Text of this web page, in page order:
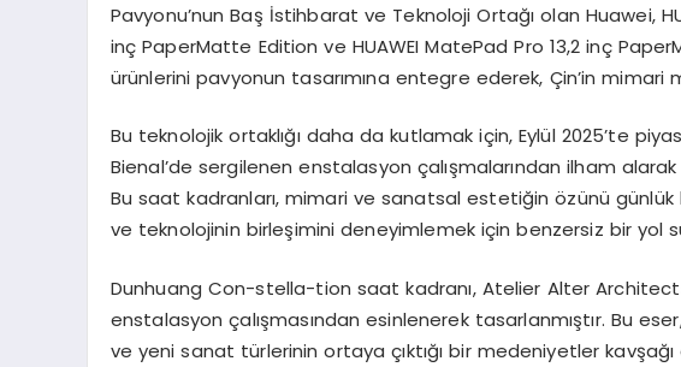
Pavyonu’nun Baş İstihbarat ve Teknoloji Ortağı olan Huawei,
inç PaperMatte Edition ve HUAWEI MatePad Pro 13,2 inç
ürünlerini pavyonun tasarımına entegre ederek, Çin’in mimari
Bu teknolojik ortaklığı daha da kutlamak için, Eylül 2025’te
Bienal’de sergilenen enstalasyon çalışmalarından ilham
Bu saat kadranları, mimari ve sanatsal estetiğin özünü
ve teknolojinin birleşimini deneyimlemek için benzersiz bir yol
Dunhuang Con-stella-tion saat kadranı, Atelier Alter
enstalasyon çalışmasından esinlenerek tasarlanmıştır. Bu
ve yeni sanat türlerinin ortaya çıktığı bir medeniyetler kavşağı